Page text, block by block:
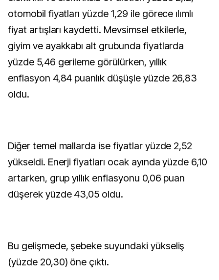
otomobil fiyatları yüzde 1,29 ile görece ılımlı
fiyat artışları kaydetti. Mevsimsel etkilerle,
giyim ve ayakkabı alt grubunda fiyatlarda
yüzde 5,46 gerileme görülürken, yıllık
enflasyon 4,84 puanlık düşüşle yüzde 26,83
oldu.
Diğer temel mallarda ise fiyatlar yüzde 2,52
yükseldi. Enerji fiyatları ocak ayında yüzde 6,10
artarken, grup yıllık enflasyonu 0,06 puan
düşerek yüzde 43,05 oldu.
Bu gelişmede, şebeke suyundaki yükseliş
(yüzde 20,30) öne çıktı.